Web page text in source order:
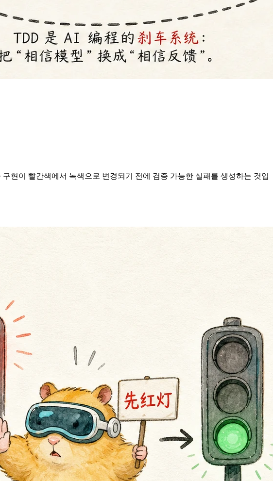
현이 빨간색에서 녹색으로 변경되기 전에 검증 가능한 실패를 생성하는 것입